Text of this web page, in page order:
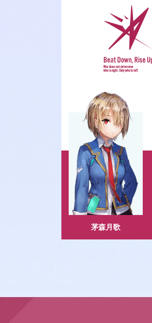
茅森月歌